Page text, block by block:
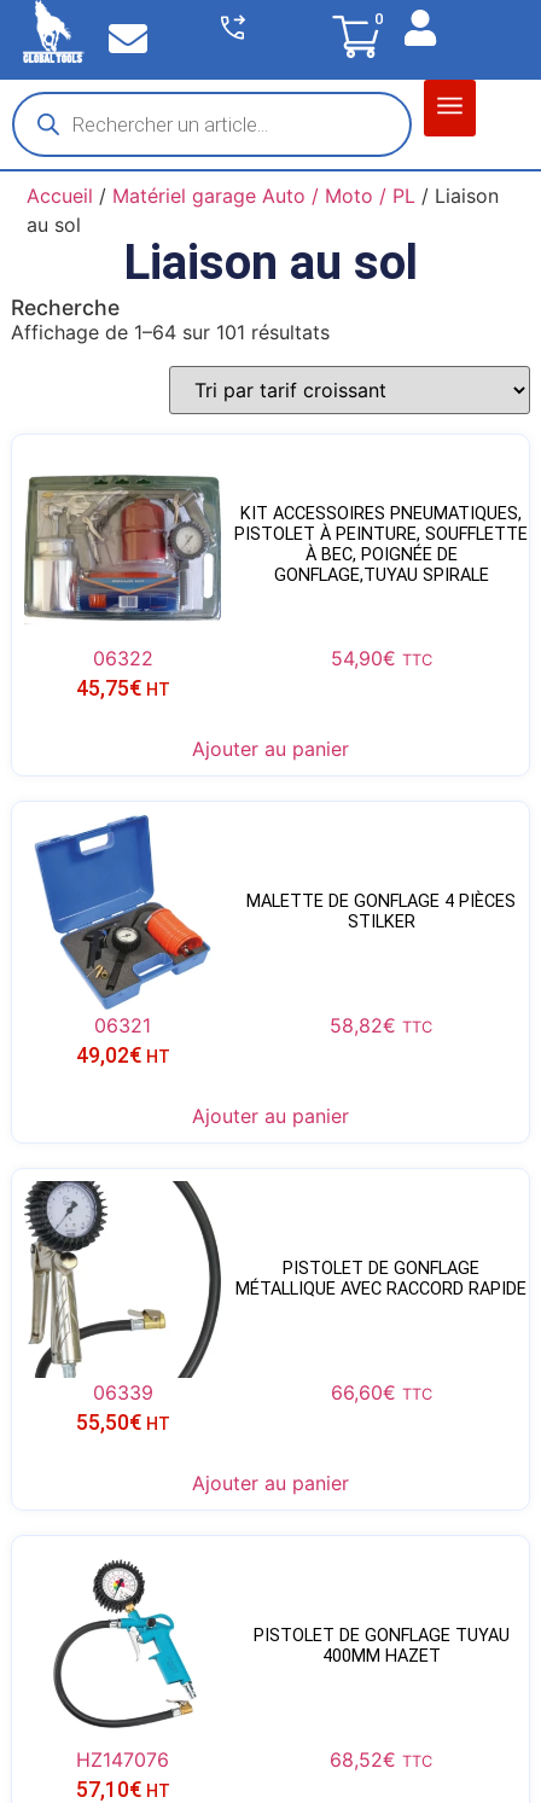
0
Accueil / Matériel garage Auto / Moto / PL / Liaison
au sol
Liaison au sol
Recherche
Affichage de 1–64 sur 101 résultats
KIT ACCESSOIRES PNEUMATIQUES,
PISTOLET À PEINTURE, SOUFFLETTE
À BEC, POIGNÉE DE
GONFLAGE,TUYAU SPIRALE
06322 54,90€ TTC
45,75€ HT
Ajouter au panier
MALETTE DE GONFLAGE 4 PIÈCES
STILKER
06321 58,82€ TTC
49,02€ HT
Ajouter au panier
PISTOLET DE GONFLAGE
MÉTALLIQUE AVEC RACCORD RAPIDE
06339 66,60€ TTC
55,50€ HT
Ajouter au panier
PISTOLET DE GONFLAGE TUYAU
400MM HAZET
HZ147076 68,52€ TTC
57,10€ HT